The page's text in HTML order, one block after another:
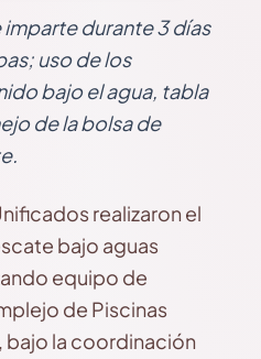
imparte durante 3 días
uso de los
bajo el agua, tabla
de la bolsa de
realizaron el
bajo aguas
equipo de
de Piscinas
bajo la coordinación